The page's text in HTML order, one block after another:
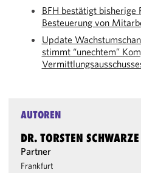
BFH bestätigt bisherige
Besteuerung von
Update
stimmt “unechtem”
AUTOREN
DR. TORSTEN SCHWARZE
Partner
Frankfurt